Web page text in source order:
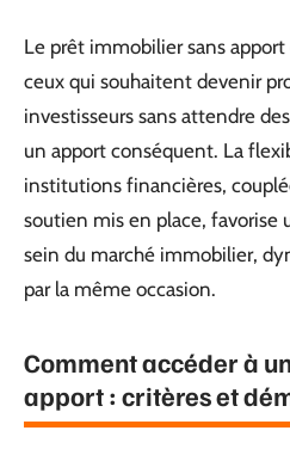
Le prêt immobilier sans
ceux qui souhaitent devenir
investisseurs sans attendre
un apport conséquent. La
institutions financières,
soutien mis en place, favorise
sein du marché immobilier,
par la même occasion.
Comment accéder à
apport : critères et